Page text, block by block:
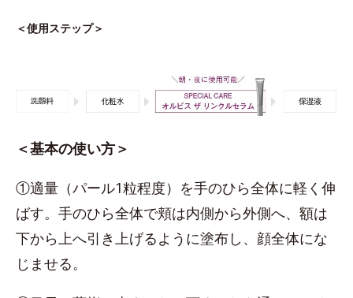
＜使用ステップ＞
＜基本の使い方＞
①適量（パール1粒程度）を手のひら全体に軽く伸
ばす。手のひら全体で頬は内側から外側へ、額は
下から上へ引き上げるように塗布し、顔全体にな
じませる。